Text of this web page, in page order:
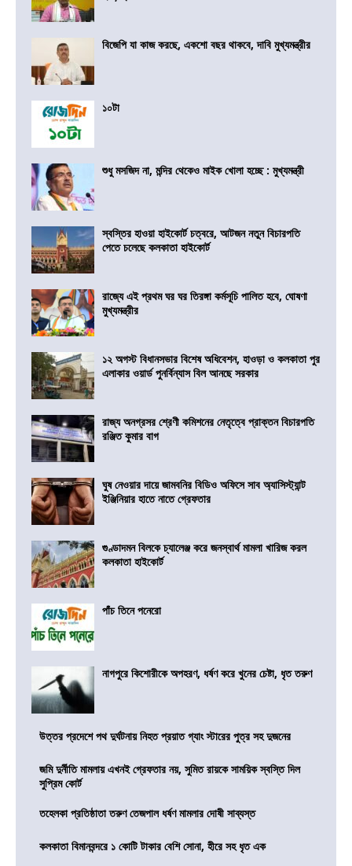
বিজেপি যা কাজ করছে, একশো বছর থাকবে, দাবি মুখ্যমন্ত্রীর
১০টা
শুধু মসজিদ না, মন্দির থেকেও মাইক খোলা হচ্ছে : মুখ্যমন্ত্রী
স্বস্তির হাওয়া হাইকোর্ট চত্বরে, আটজন নতুন বিচারপতি
পেতে চলেছে কলকাতা হাইকোর্ট
রাজ্যে এই প্রথম ঘর ঘর তিরঙ্গা কর্মসূচি পালিত হবে, ঘোষণা
মুখ্যমন্ত্রীর
১২ অগস্ট বিধানসভার বিশেষ অধিবেশন, হাওড়া ও কলকাতা পুর
এলাকার ওয়ার্ড পুনর্বিন্যাস বিল আনছে সরকার
রাজ্য অনগ্রসর শ্রেণী কমিশনের নেতৃত্বে প্রাক্তন বিচারপতি
রঞ্জিত কুমার বাগ
ঘুষ নেওয়ার দায়ে জামবনির বিডিও অফিসে সাব অ্যাসিস্ট্যান্ট
ইঞ্জিনিয়ার হাতে নাতে গ্রেফতার
গুণ্ডাদমন বিলকে চ্যালেঞ্জ করে জনস্বার্থ মামলা খারিজ করল
কলকাতা হাইকোর্ট
পাঁচ তিনে পনেরো
নাগপুরে কিশোরীকে অপহরণ, ধর্ষণ করে খুনের চেষ্টা, ধৃত তরুণ
উত্তর প্রদেশে পথ দুর্ঘটনায় নিহত প্রয়াত গ্যাং স্টারের পুত্র সহ দুজনের
জমি দুর্নীতি মামলায় এখনই গ্রেফতার নয়, সুমিত রায়কে সাময়িক স্বস্তি দিল
সুপ্রিম কোর্ট
তহেলকা প্রতিষ্ঠাতা তরুণ তেজপাল ধর্ষণ মামলার দোষী সাব্যস্ত
কলকাতা বিমানবন্দরে ১ কোটি টাকার বেশি সোনা, হীরে সহ ধৃত এক